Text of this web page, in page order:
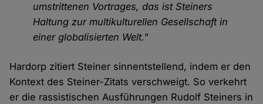
umstrittenen Vortrages, das ist Steiners
Haltung zur multikulturellen Gesellschaft in
einer globalisierten Welt."
Hardorp zitiert Steiner sinnentstellend, indem er den
Kontext des Steiner-Zitats verschweigt. So verkehrt
er die rassistischen Ausführungen Rudolf Steiners in